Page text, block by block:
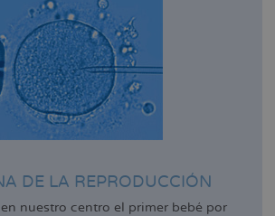
DE LA REPRODUCCIÓN
nuestro centro el primer bebé por